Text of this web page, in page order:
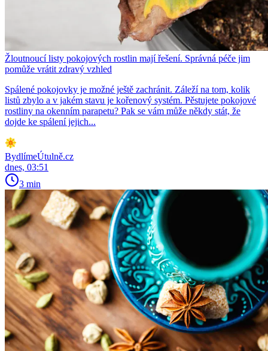
Žloutnoucí listy pokojových rostlin mají řešení. Správná péče jim
pomůže vrátit zdravý vzhled
Spálené pokojovky je možné ještě zachránit. Záleží na tom, kolik
listů zbylo a v jakém stavu je kořenový systém. Pěstujete pokojové
rostliny na okenním parapetu? Pak se vám může někdy stát, že
dojde ke spálení jejich...
BydlímeÚtulně.cz
dnes, 03:51
3 min